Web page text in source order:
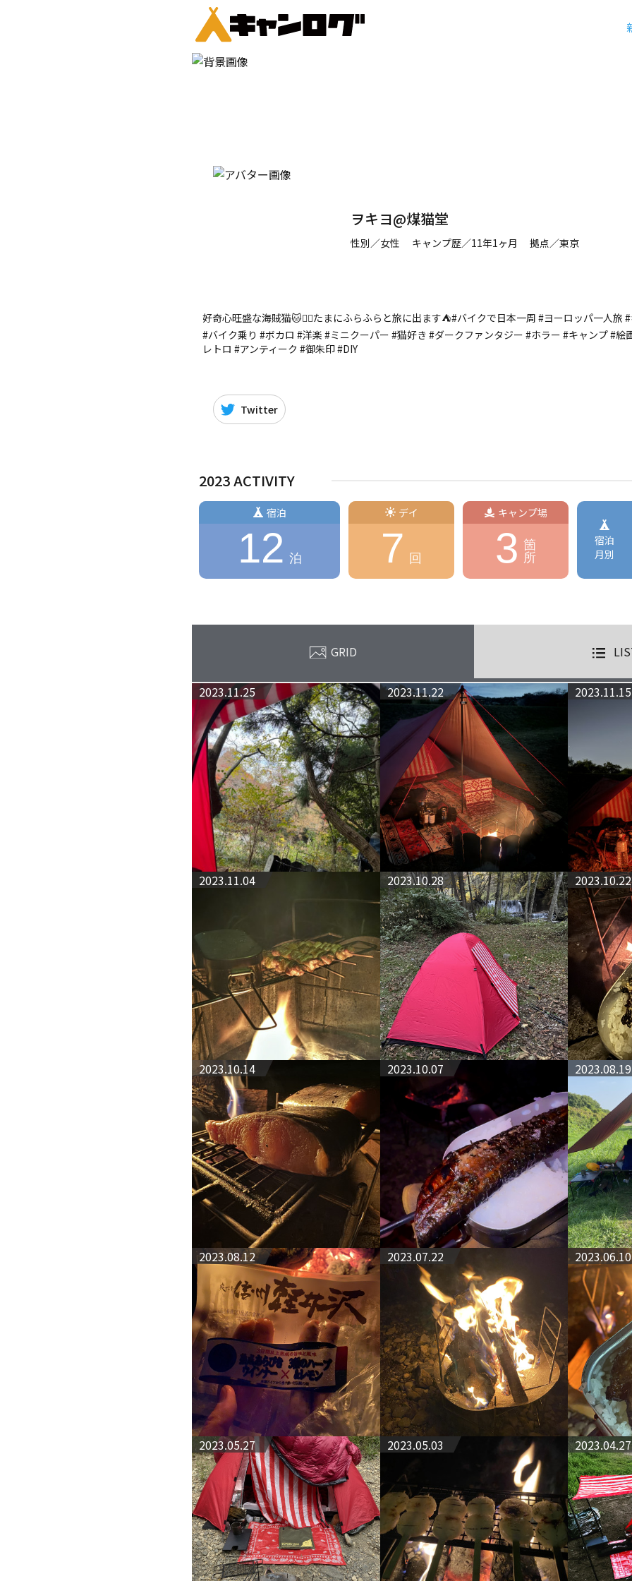
ヲキヨ@煤猫堂
性別／女性 キャンプ歴／11年1ヶ月 拠点／東京
好奇心旺盛な海賊猫🐱🏴‍☠️たまにふらふらと旅に出ます⛺️#バイクで日本一周 #ヨーロッパ一人旅
#バイク乗り #ボカロ #洋楽 #ミニクーパー #猫好き #ダークファンタジー #ホラー #キャンプ #絵
レトロ #アンティーク #御朱印 #DIY
Twitter
2023 ACTIVITY
宿泊
12 泊
デイ
7 回
キャンプ場
3 箇
所
宿泊
月別
GRID
2023.11.25 2023.11.22 2023.11.15
2023.11.04 2023.10.28 2023.10.22
2023.10.14 2023.10.07 2023.08.19
2023.08.12 2023.07.22 2023.06.10
2023.05.27 2023.05.03 2023.04.27